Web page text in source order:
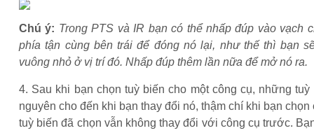
Chú ý: Trong PTS và IR bạn có thể nhấp đúp vào vạch
phía tận cùng bên trái để đóng nó lại, như thế thì bạn
vuông nhỏ ở vị trí đó. Nhấp đúp thêm lần nữa để mở nó ra.
4. Sau khi bạn chọn tuỳ biến cho một công cụ, những
nguyên cho đến khi bạn thay đổi nó, thậm chí khi bạn chọn
tuỳ biến đã chọn vẫn không thay đổi với công cụ trước.